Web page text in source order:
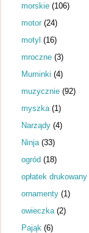
morskie (106)
motor (24)
motyl (16)
mroczne (3)
Muminki (4)
muzycznie (92)
myszka (1)
Narządy (4)
Ninja (33)
ogród (18)
opłatek drukowany
ornamenty (1)
owieczka (2)
Pająk (6)